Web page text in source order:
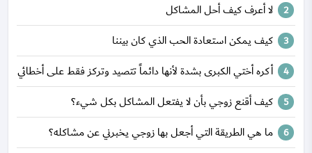
لا أعرف كيف أحل المشاكل
كيف يمكن استعادة الحب الذي كان بيننا
أكره أختي الكبرى بشدة لأنها دائماً تتصيد وتركز فقط على أخطائي
كيف أقنع زوجي بأن لا يفتعل المشاكل بكل شيء؟
ما هي الطريقة التي أجعل بها زوجي يخبرني عن مشاكله؟